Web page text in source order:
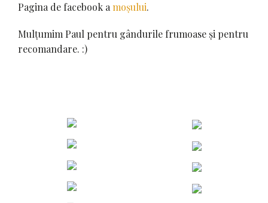
Pagina de facebook a moșului.
Mulțumim Paul pentru gândurile frumoase și pentru
recomandare. :)